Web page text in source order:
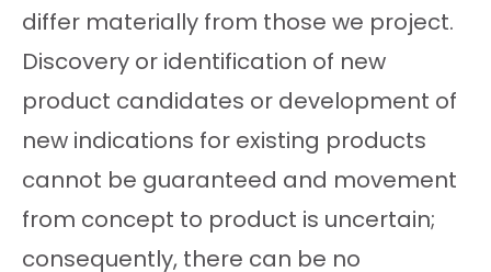
differ materially from those we project.
Discovery or identification of new
product candidates or development of
new indications for existing products
cannot be guaranteed and movement
from concept to product is uncertain;
consequently, there can be no